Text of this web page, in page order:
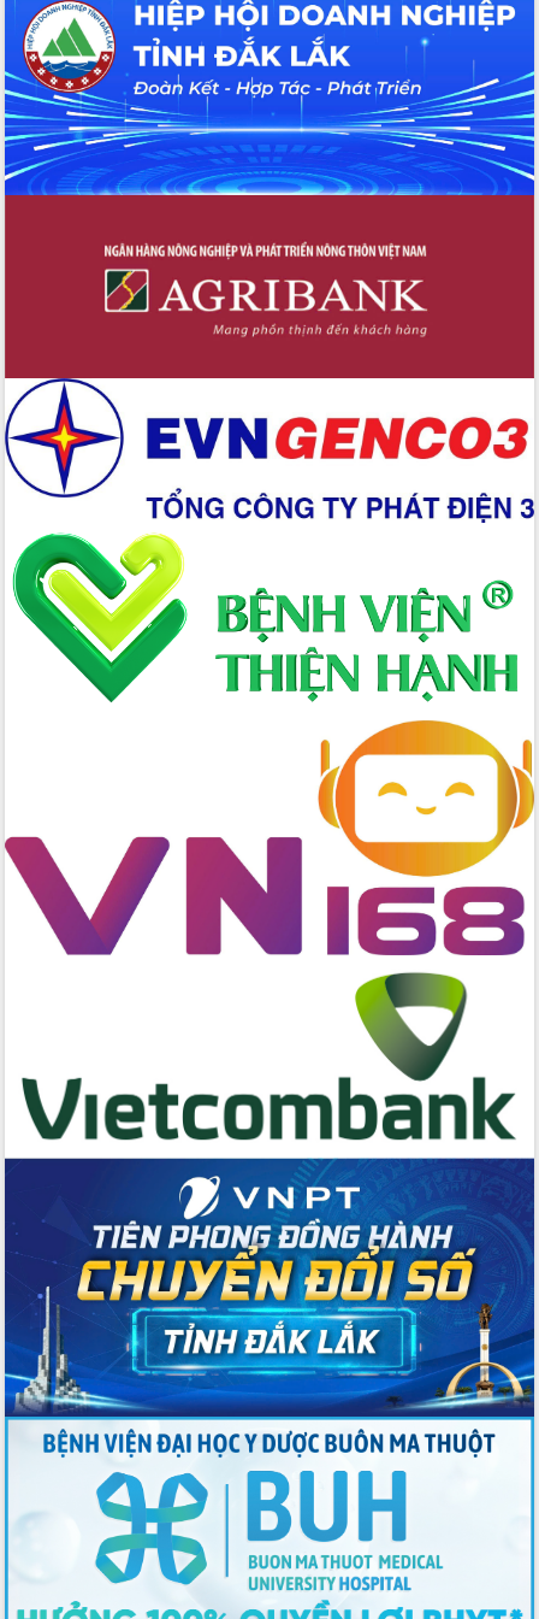
Hội thảo khoa học “Giải pháp thúc đẩy
phát triển nền kinh tế xanh tại tỉnh
Đắk Lắk”
Tăng cường giám sát, đôn đốc thực
hiện nhiệm vụ quản lý tài sản công
hàng tuần
Tháo gỡ những vướng mắc, đẩy mạnh
Đắk Lắk: Tôn vinh 46 giải pháp tại Hội
thi Sáng tạo Kỹ thuật 2024 - 2025
Đắk Lắk rà soát, điều chỉnh Đề án 190
Phó Chủ tịch UBND tỉnh Đắk Lắk
Trương Công Thái kiểm tra thực địa
Dự án cao tốc Khánh Hòa - Buôn Ma
Thuột
Định vị cà phê Việt Nam như một “di
sản sống” trong dòng chảy toàn cầu
Xây dựng nông thôn mới: Nâng cao đời
sống người dân từ những mô hình thiết
thực
Quyết liệt tháo gỡ vướng mắc, đẩy
nhanh tiến độ các dự án trọng điểm
trong Khu kinh tế Nam Phú Yên
Hòn Yến phát triển du lịch gắn với bảo
Phát động chiến dịch 30 ngày đêm
giải phóng mặt bằng Tuyến đường bộ
ven biển
Đắk Lắk nỗ lực thúc đẩy tăng trưởng
kinh tế từ 10% trở lên trong Quý
Thứ trưởng Bộ Y tế làm việc với tỉnh
Đắk Lắk về phát triển nhân lực y tế
cho trạm y tế cấp xã
Du lịch Đắk Lắk nâng tầm trải nghiệm
du khách thông qua Hệ thống cơ sở dữ
liệu và Bản đồ số
Tập huấn ứng dụng trí tuệ nhân tạo (AI)
trong thương mại điện tử năm 2026
Đoàn đại biểu Quốc hội tỉnh Đắk Lắk
trao đổi thông tin trước Kỳ họp thứ
nhất, Quốc hội khóa XVI
Quyết liệt cải cách hành chính, khơi
thông nguồn lực phát triển
Nâng cao hiệu lực, hiệu quả HĐND
tỉnh thông qua hiện đại hóa hành chính
Xã Ea Phê gắn cải cách hành chính với
chuyển đổi số
Phó Chủ tịch Thường trực UBND tỉnh
Hồ Thị Nguyên Thảo làm việc tại Trung